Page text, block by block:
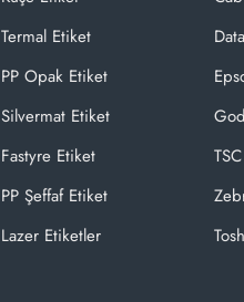
Termal Etiket
PP Opak Etiket
Silvermat Etiket
Fastyre Etiket
PP Şeffaf Etiket
Lazer Etiketler